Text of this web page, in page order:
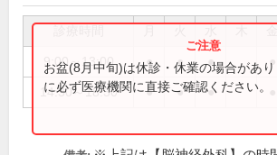
9:00～13:00 ● ● ● ●
14:30～18:30 ● ● ●
お盆(8月中旬)は休診・休業の場合があ
に必ず医療機関に直接ご確認ください。